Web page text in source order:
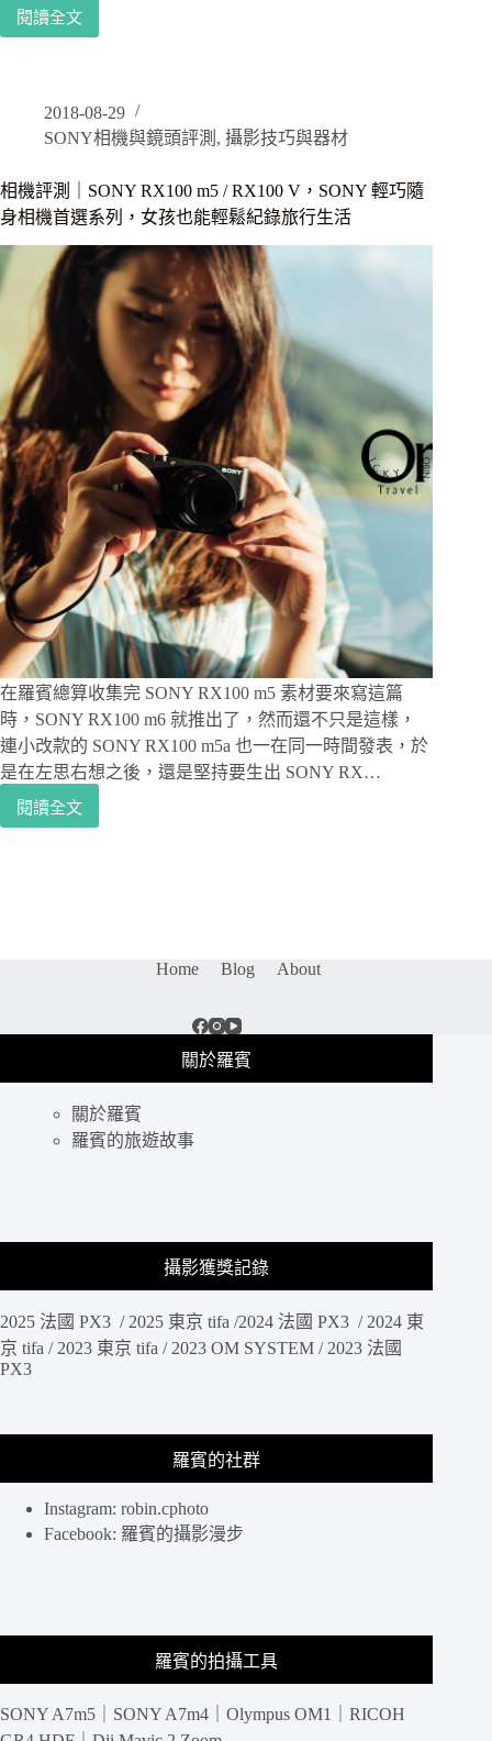
閱讀全文
相
｜
SONY
/
RX100
VI，
SONY
輕
巧
相
選
系
列，
帶
著
RX100m6
去
京
都
賞
楓，
女
孩
也
能
輕
鬆
紀
2018-08-29
SONY相機與鏡頭評測 , 攝影技巧與器材
相機評測｜SONY RX100 m5 / RX100 V，SONY 輕巧隨
身相機首選系列，女孩也能輕鬆紀錄旅行生活
在羅賓總算收集完 SONY RX100 m5 素材要來寫這篇
時，SONY RX100 m6 就推出了，然而還不只是這樣，
連小改款的 SONY RX100 m5a 也一在同一時間發表，於
是在左思右想之後，還是堅持要生出 SONY RX…
閱讀全文
相
V，
輕
身
選
列，
女
孩
也
行
生
Home Blog About
關於羅賓
關於羅賓
羅賓的旅遊故事
攝影獲獎記錄
2025 法國 PX3 / 2025 東京 tifa /2024 法國 PX3 / 2024 東
京 tifa / 2023 東京 tifa / 2023 OM SYSTEM / 2023 法國
PX3
羅賓的社群
Instagram: robin.cphoto
Facebook: 羅賓的攝影漫步
羅賓的拍攝工具
SONY A7m5｜SONY A7m4｜Olympus OM1｜RICOH